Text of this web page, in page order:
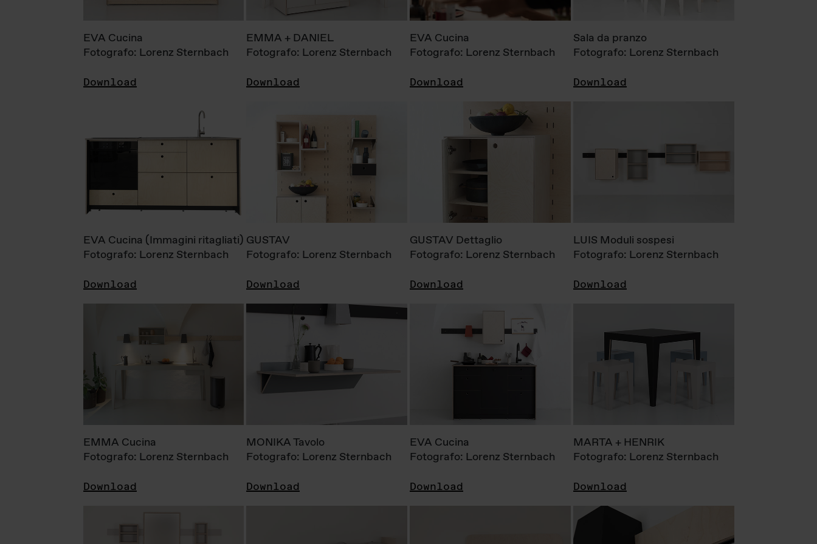
EVA Cucina
Fotografo: Lorenz Sternbach
Download
EMMA + DANIEL
Fotografo: Lorenz Sternbach
Download
EVA Cucina
Fotografo: Lorenz Sternbach
Download
Sala da pranzo
Fotografo: Lorenz Sternbach
Download
EVA Cucina (Immagini ritagliati)
Fotografo: Lorenz Sternbach
Download
GUSTAV
Fotografo: Lorenz Sternbach
Download
GUSTAV Dettaglio
Fotografo: Lorenz Sternbach
Download
LUIS Moduli sospesi
Fotografo: Lorenz Sternbach
Download
EMMA Cucina
Fotografo: Lorenz Sternbach
Download
MONIKA Tavolo
Fotografo: Lorenz Sternbach
Download
EVA Cucina
Fotografo: Lorenz Sternbach
Download
MARTA + HENRIK
Fotografo: Lorenz Sternbach
Download